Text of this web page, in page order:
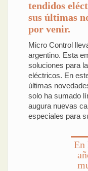
tendidos
sus últimas
por venir.
Micro Control
argentino. Esta
soluciones para
eléctricos. En
últimas
solo ha sumado
augura nuevas
especiales para
En